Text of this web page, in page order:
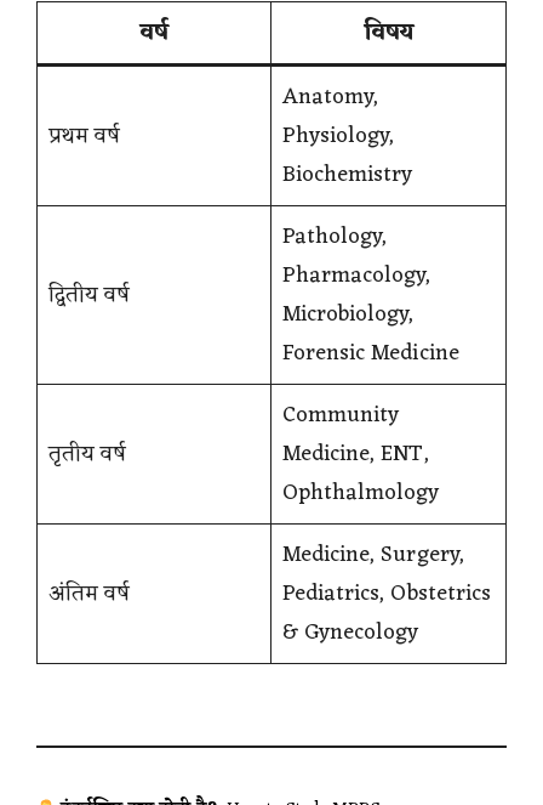
वर्ष विषय
प्रथम वर्ष
Anatomy,
Physiology,
Biochemistry
द्वितीय वर्ष
Pathology,
Pharmacology,
Microbiology,
Forensic Medicine
तृतीय वर्ष
Community
Medicine, ENT,
Ophthalmology
अंतिम वर्ष
Medicine, Surgery,
Pediatrics, Obstetrics
& Gynecology